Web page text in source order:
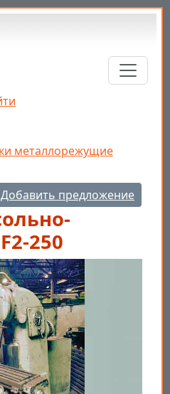
металлорежущие
Добавить предложение
250